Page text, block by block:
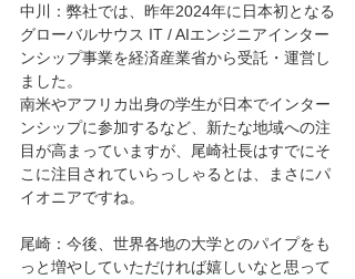
中川：弊社では、昨年2024年に日本初となる
グローバルサウス IT / AIエンジニアインター
ンシップ事業を経済産業省から受託・運営し
ました。
南米やアフリカ出身の学生が日本でインター
ンシップに参加するなど、新たな地域への注
目が高まっていますが、尾崎社長はすでにそ
こに注目されていらっしゃるとは、まさにパ
イオニアですね。
尾崎：今後、世界各地の大学とのパイプをも
っと増やしていただければ嬉しいなと思って